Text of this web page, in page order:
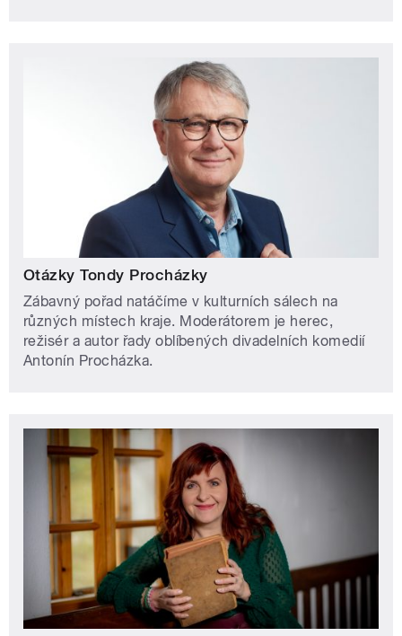
Otázky Tondy Procházky
Zábavný pořad natáčíme v kulturních sálech na
různých místech kraje. Moderátorem je herec,
režisér a autor řady oblíbených divadelních komedií
Antonín Procházka.